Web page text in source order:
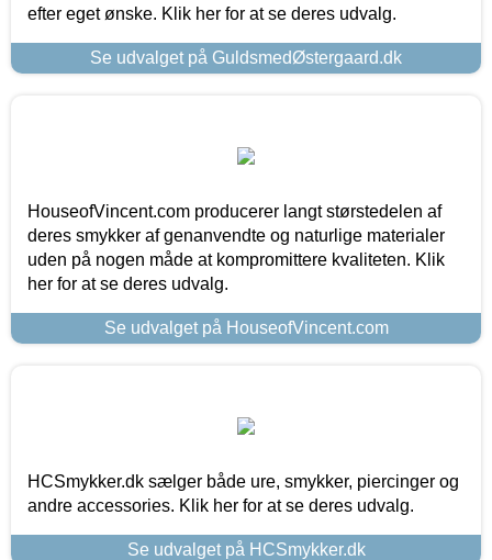
efter eget ønske. Klik her for at se deres udvalg.
Se udvalget på GuldsmedØstergaard.dk
HouseofVincent.com producerer langt størstedelen af
deres smykker af genanvendte og naturlige materialer
uden på nogen måde at kompromittere kvaliteten. Klik
her for at se deres udvalg.
Se udvalget på HouseofVincent.com
HCSmykker.dk sælger både ure, smykker, piercinger og
andre accessories. Klik her for at se deres udvalg.
Se udvalget på HCSmykker.dk